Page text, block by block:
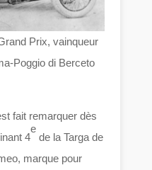
Prix, vainqueur
Poggio di Berceto
fait remarquer dès
4
e
de la Targa de
marque pour